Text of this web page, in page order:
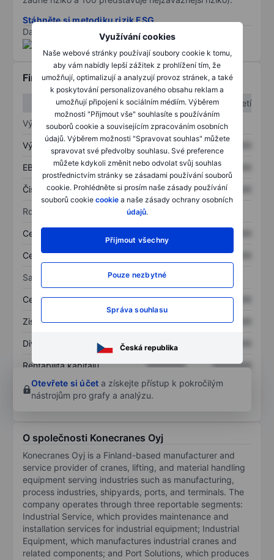
Využívání cookies
Naše webové stránky používají soubory cookie k tomu,
aby vám nabídly lepší zážitek z prohlížení tím, že
umožňují, optimalizují a analyzují provoz stránek, a také
k poskytování personalizovaného obsahu reklam a
umožňují připojení k sociálním médiím. Výběrem
možnosti "Přijmout vše" souhlasíte s používáním
souborů cookie a souvisejícím zpracováním osobních
údajů. Výběrem možnosti "Spravovat souhlas" můžete
spravovat své předvolby souhlasu. Své preference
můžete kdykoli změnit nebo odvolat svůj souhlas
prostřednictvím stránky se zásadami používání souborů
cookie. Prohlédněte si prosím naše zásady používání
souborů cookie cookie a naše zásady ochrany osobních
údajů.
Přijmout všechny
Pouze nezbytné
Správa souhlasu
Česká republika
Stáhněte si metodiku rizik ESG
Data poskytnuta od
Finanční informace
1. čtvrtletí
2. čtvrtletí
Výkaz zisku a ztráty
Výnos XXXXXXX
EBITDA XXXXXXX XXXXXXX
Čistý příjem XXXXXXX XXXXXXX
Rozvaha
Celková aktiva
Celkový dluh XXXXXXX XXXXXXX
Sazby
Cena/tržby XXXXXXX XXXXXXX
Zisk na akcii XXXXXXX XXXXXXX
Dividenda na akcii XXXXXXX
Rentabilita kapitálu XXXXXXX
XXXXXXX
Otevřete si účet a získejte přístup k pokročilým
nástrojům pro grafy a analýzu.
O společnosti Konecranes Oyj
Konecranes Oyj is a Finland-based manufacturer and
service provider of cranes, lifting, and material handling
equipment serving industries such as manufacturing,
process industries, shipyards, ports, and terminals. The
company operates through three reportable segments:
Industrial Service, which provides maintenance and
installation services for industrial equipment; Industrial
Equipment, which manufactures industrial cranes and
related components; and Port Solutions, which produces